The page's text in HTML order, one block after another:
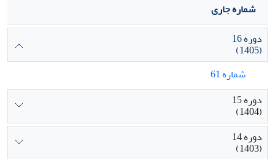
شماره جاری
دوره 16
(1405)
شماره 61
دوره 15
(1404)
دوره 14
(1403)